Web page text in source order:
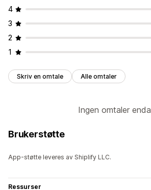
4
3
2
1
Skriv en omtale Alle omtaler
Ingen omtaler enda
Brukerstøtte
App-støtte leveres av Shiplify LLC.
Ressurser